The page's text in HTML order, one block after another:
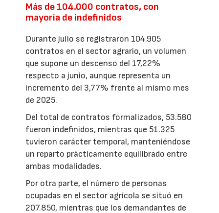
Más de 104.000 contratos, con
mayoría de indefinidos
Durante julio se registraron 104.905
contratos en el sector agrario, un volumen
que supone un descenso del 17,22%
respecto a junio, aunque representa un
incremento del 3,77% frente al mismo mes
de 2025.
Del total de contratos formalizados, 53.580
fueron indefinidos, mientras que 51.325
tuvieron carácter temporal, manteniéndose
un reparto prácticamente equilibrado entre
ambas modalidades.
Por otra parte, el número de personas
ocupadas en el sector agrícola se situó en
207.850, mientras que los demandantes de